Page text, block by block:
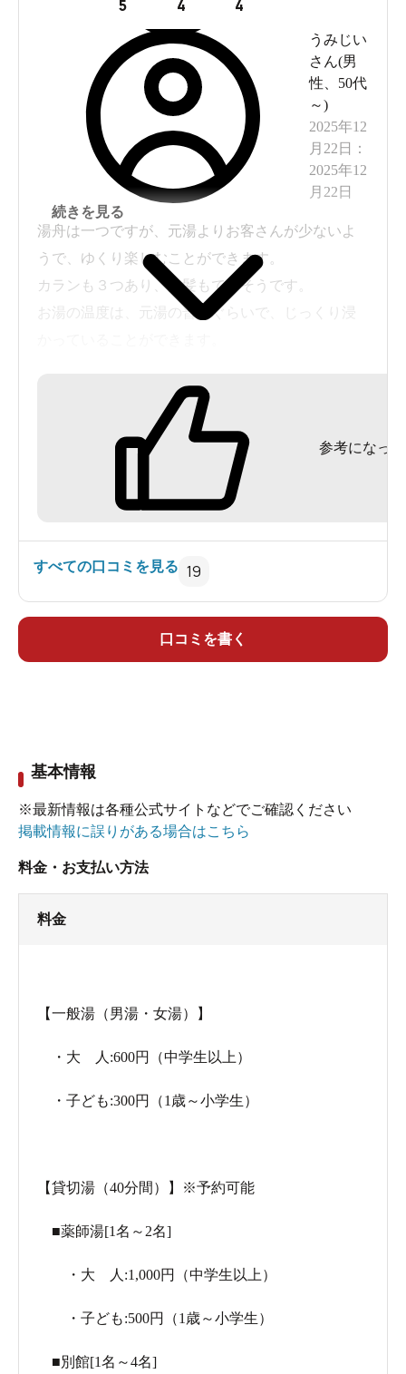
5 4 4
うみじい
さん(男
性
50代
～)
2025年12
月22日
：
2025年12
月22日
湯舟は一つですが、元湯よりお客さんが少ないよ
うで、ゆくり楽しむことができます。
カランも３つあり、洗髪もできそうです。
お湯の温度は、元湯の普通ぐらいで、じっくり浸
元湯とどちらか一方しか入れないのなら、元湯を
お勧めしますが、こちらが悪いというわけではあ
りません。2階に休憩スペースや、3階から屋上に
また来てみたい温泉です。
続きを見る
参考になった
すべての口コミを見る 19
口コミを書く
基本情報
※最新情報は各種公式サイトなどでご確認ください
掲載情報に誤りがある場合はこちら
料金・お支払い方法
料金
【一般湯（男湯・女湯）】
・大 人:600円（中学生以上）
・子ども:300円（1歳～小学生）
【貸切湯（40分間）】※予約可能
■薬師湯[1名～2名]
・大 人:1,000円（中学生以上）
・子ども:500円（1歳～小学生）
■別館[1名～4名]